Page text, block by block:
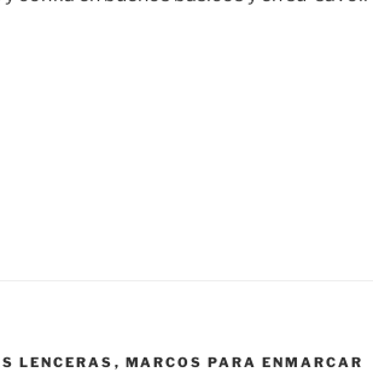
LENCERAS , MARCOS PARA ENMARCAR